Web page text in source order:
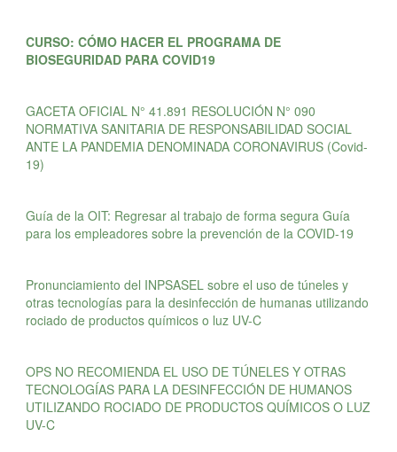
CURSO: CÓMO HACER EL PROGRAMA DE
BIOSEGURIDAD PARA COVID19
GACETA OFICIAL N° 41.891 RESOLUCIÓN N° 090
NORMATIVA SANITARIA DE RESPONSABILIDAD SOCIAL
ANTE LA PANDEMIA DENOMINADA CORONAVIRUS (Covid-
19)
Guía de la OIT: Regresar al trabajo de forma segura Guía
para los empleadores sobre la prevención de la COVID-19
Pronunciamiento del INPSASEL sobre el uso de túneles y
otras tecnologías para la desinfección de humanas utilizando
rociado de productos químicos o luz UV-C
OPS NO RECOMIENDA EL USO DE TÚNELES Y OTRAS
TECNOLOGÍAS PARA LA DESINFECCIÓN DE HUMANOS
UTILIZANDO ROCIADO DE PRODUCTOS QUÍMICOS O LUZ
UV-C